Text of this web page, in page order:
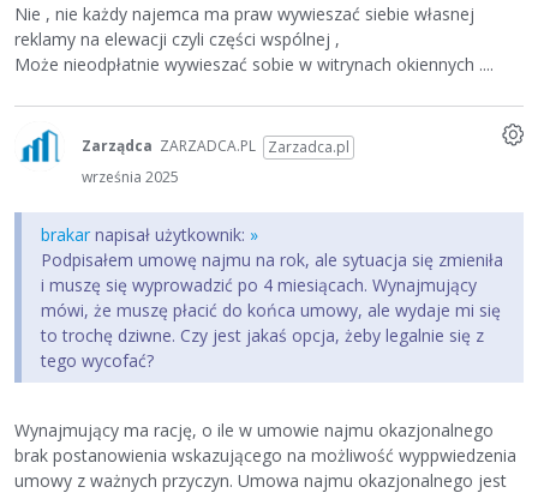
Nie , nie każdy najemca ma praw wywieszać siebie własnej
reklamy na elewacji czyli części wspólnej ,
Może nieodpłatnie wywieszać sobie w witrynach okiennych ....
Zarządca Zarzadca.pl
ZARZADCA.PL
września 2025
brakar napisał użytkownik: »
Podpisałem umowę najmu na rok, ale sytuacja się zmieniła
i muszę się wyprowadzić po 4 miesiącach. Wynajmujący
mówi, że muszę płacić do końca umowy, ale wydaje mi się
to trochę dziwne. Czy jest jakaś opcja, żeby legalnie się z
tego wycofać?
Wynajmujący ma rację, o ile w umowie najmu okazjonalnego
brak postanowienia wskazującego na możliwość wyppwiedzenia
umowy z ważnych przyczyn. Umowa najmu okazjonalnego jest